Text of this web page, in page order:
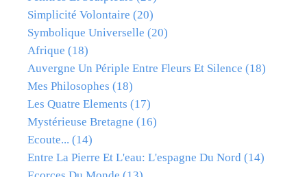
Simplicité Volontaire (20)
Symbolique Universelle (20)
Afrique (18)
Auvergne Un Périple Entre Fleurs Et Silence (18)
Mes Philosophes (18)
Les Quatre Elements (17)
Mystérieuse Bretagne (16)
Ecoute... (14)
Entre La Pierre Et L'eau: L'espagne Du Nord (14)